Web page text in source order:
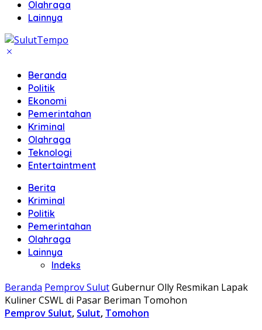
Olahraga
Lainnya
Beranda
Politik
Ekonomi
Pemerintahan
Kriminal
Olahraga
Teknologi
Entertaintment
Berita
Kriminal
Politik
Pemerintahan
Olahraga
Lainnya
Indeks
Beranda Pemprov SulutGubernur Olly Resmikan Lapak
Kuliner CSWL di Pasar Beriman Tomohon
Pemprov Sulut, Sulut, Tomohon